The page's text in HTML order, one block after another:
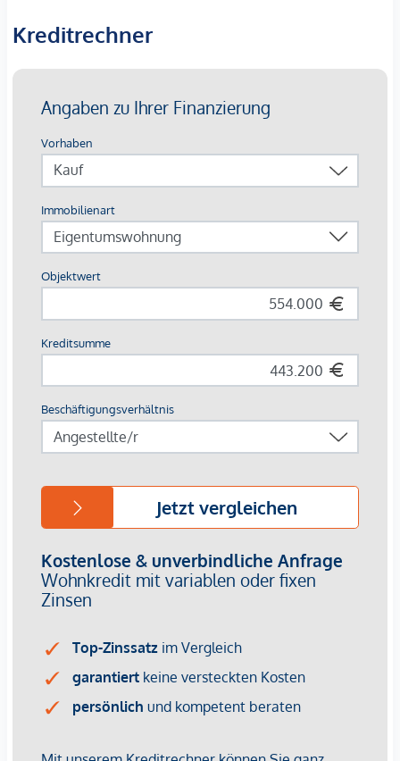
erreichbar. Wer lieber öffentlich pendelt, profitiert von
Hauptplatz in rund 36 Minuten zumWiener Hauptbahnhof
Mödling, Baden, St. Pöltenund weiteren umliegenden
Ortschaften.
Alland verfügt auch über eine gute Infrastruktur.
Kindergarten und Volksschule sind
erreichbar,
ebenso Apotheke, Bäcker und Nahversorger.
Die Umgebung bietet zudem zahlreiche
Freizeitmöglichkeiten in der Natur, etwa Wanderwege,
Radstrecken und Ausflugsziele wie das Helenental oder den
Wienerwald.
Raumaufteilung & Ausstattung –
Funktional & hochwertig
Dieses modernen Reihenhaus von TWENTYNINE bietet auf
hoher Wohnqualität. Nebendrei Schlafzimmernundeinem
großzügigen Wohnbereichsteht einzusätzlicher
nutzbarerRaumzur Verfügung – ideal alsBüro,
Schrankzimmer, Gästezimmer oder als Spielzimmer für
Kinder.
Der herrliche Garten mit Terrasse bietet bis in die
allgemeinen Areal bereitet diesem Projekt einen ganz
Beschattung. Wer es gerne etwas schattiger mag, für den
sind die
außenliegenden Rolllädenals Sonnenschutz ideal.
Kreditrechner